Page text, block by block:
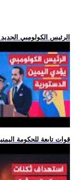
.. الرئيس الكولومبي
.. قوات تابعة للحكومة